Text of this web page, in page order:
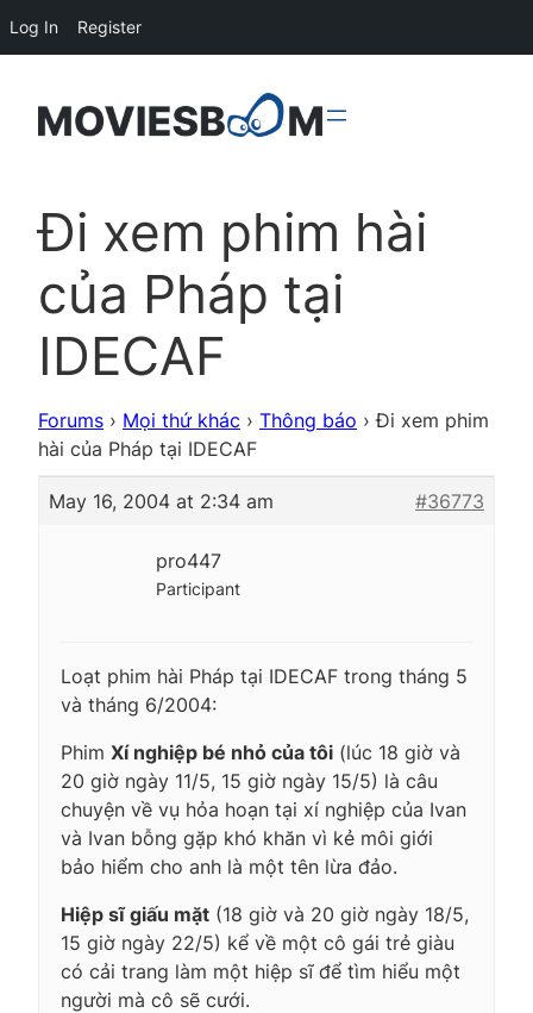
Đi xem phim hài
của Pháp tại
IDECAF
Forums › Mọi thứ khác › Thông báo › Đi xem phim
hài của Pháp tại IDECAF
May 16, 2004 at 2:34 am #36773
pro447
Participant
Loạt phim hài Pháp tại IDECAF trong tháng 5
và tháng 6/2004:
Phim Xí nghiệp bé nhỏ của tôi (lúc 18 giờ và
20 giờ ngày 11/5, 15 giờ ngày 15/5) là câu
chuyện về vụ hỏa hoạn tại xí nghiệp của Ivan
và Ivan bỗng gặp khó khăn vì kẻ môi giới
bảo hiểm cho anh là một tên lừa đảo.
Hiệp sĩ giấu mặt (18 giờ và 20 giờ ngày 18/5,
15 giờ ngày 22/5) kể về một cô gái trẻ giàu
có cải trang làm một hiệp sĩ để tìm hiểu một
người mà cô sẽ cưới.
Log In Register